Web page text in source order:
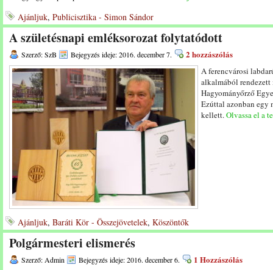
Ajánljuk, Publicisztika - Simon Sándor
A születésnapi emléksorozat folytatódott
Szerző: SzB Bejegyzés ideje: 2016. december 7. 2 hozzászólás
A ferencvárosi
alkalmából rendezett
Hagyományőrző
Ezúttal azonban egy
kellett.Olvassa el a
Ajánljuk, Baráti Kör - Összejövetelek, Köszöntők
Polgármesteri elismerés
Szerző: Admin Bejegyzés ideje: 2016. december 6. 1 Hozzászólás